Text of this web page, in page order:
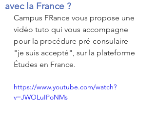
avec la France ?
Campus FRance vous propose une
vidéo tuto qui vous accompagne
pour la procédure pré-consulaire
"je suis accepté", sur la plateforme
Études en France.
https://www.youtube.com/watch?
v=JWOLuIPoNMs